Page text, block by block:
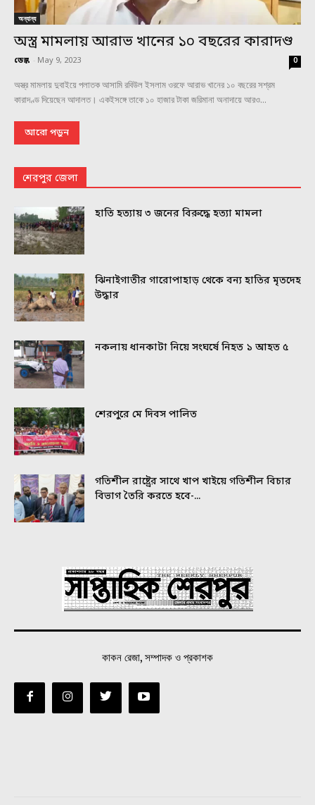
অন্যান্য
অস্ত্র মামলায় আরাভ খানের ১০ বছরের কারাদণ্ড
ডেস্ক - May 9, 2023 0
অস্ত্র মামলায় দুবাইয়ে পলাতক আসামি রবিউল ইসলাম ওরফে আরাভ খানের ১০ বছরের সশ্রম
কারাদণ্ড দিয়েছেন আদালত। একইসঙ্গে তাকে ১০ হাজার টাকা জরিমানা অনাদায়ে আরও...
আরো পড়ুন
শেরপুর জেলা
হাতি হত্যায় ৩ জনের বিরুদ্ধে হত্যা মামলা
ঝিনাইগাতীর গারোপাহাড় থেকে বন্য হাতির মৃতদেহ
উদ্ধার
নকলায় ধানকাটা নিয়ে সংঘর্ষে নিহত ১ আহত ৫
শেরপুরে মে দিবস পালিত
গতিশীল রাষ্ট্রের সাথে খাপ খাইয়ে গতিশীল বিচার
বিভাগ তৈরি করতে হবে-...
কাকন রেজা, সম্পাদক ও প্রকাশক